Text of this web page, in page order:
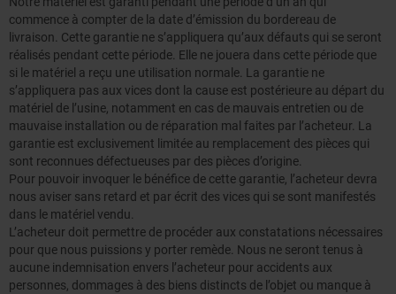
commence à compter de la date d’émission du bordereau de
livraison. Cette garantie ne s’appliquera qu’aux défauts qui se seront
réalisés pendant cette période. Elle ne jouera dans cette période que
si le matériel a reçu une utilisation normale. La garantie ne
s’appliquera pas aux vices dont la cause est postérieure au départ du
matériel de l’usine, notamment en cas de mauvais entretien ou de
mauvaise installation ou de réparation mal faites par l’acheteur. La
garantie est exclusivement limitée au remplacement des pièces qui
sont reconnues défectueuses par des pièces d’origine.
Pour pouvoir invoquer le bénéfice de cette garantie, l’acheteur devra
nous aviser sans retard et par écrit des vices qui se sont manifestés
dans le matériel vendu.
L’acheteur doit permettre de procéder aux constatations nécessaires
pour que nous puissions y porter remède. Nous ne seront tenus à
aucune indemnisation envers l’acheteur pour accidents aux
personnes, dommages à des biens distincts de l’objet ou manque à